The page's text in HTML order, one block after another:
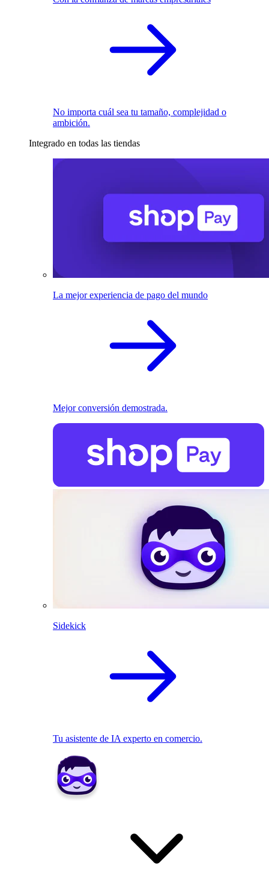
No importa cuál sea tu tamaño, complejidad o
ambición.
Integrado en todas las tiendas
La mejor experiencia de pago del mundo
Mejor conversión demostrada.
Sidekick
Tu asistente de IA experto en comercio.